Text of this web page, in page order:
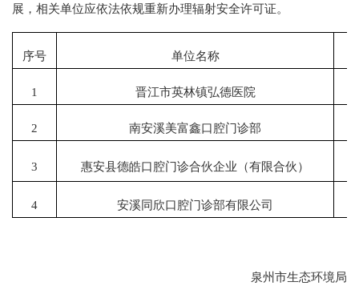
展，相关单位应依法依规重新办理辐射安全许可证。
序号 单位名称
1 晋江市英林镇弘德医院
2 南安溪美富鑫口腔门诊部
3 惠安县德皓口腔门诊合伙企业（有限合伙）
4 安溪同欣口腔门诊部有限公司
泉州市生态环境局